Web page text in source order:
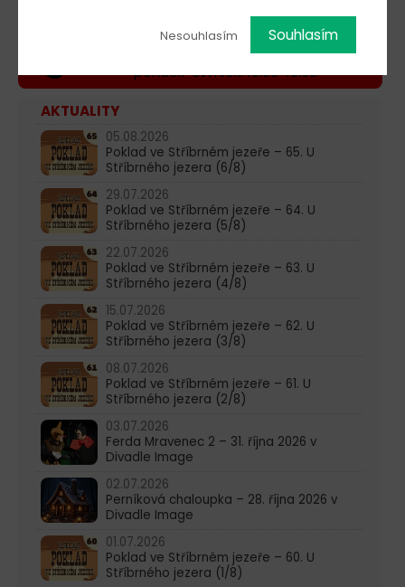
603 805 271
pondělí-čtvrtek: 10:00-16:00
AKTUALITY
05.08.2026
Poklad ve Stříbrném jezeře – 65. U
Stříbrného jezera (6/8)
29.07.2026
Poklad ve Stříbrném jezeře – 64. U
Stříbrného jezera (5/8)
22.07.2026
Poklad ve Stříbrném jezeře – 63. U
Stříbrného jezera (4/8)
15.07.2026
Poklad ve Stříbrném jezeře – 62. U
Stříbrného jezera (3/8)
08.07.2026
Poklad ve Stříbrném jezeře – 61. U
Stříbrného jezera (2/8)
03.07.2026
Ferda Mravenec 2 – 31. října 2026 v
Divadle Image
02.07.2026
Perníková chaloupka – 28. října 2026 v
Divadle Image
01.07.2026
Poklad ve Stříbrném jezeře – 60. U
Stříbrného jezera (1/8)
Nesouhlasím Souhlasím